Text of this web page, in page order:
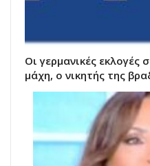
Οι γερμανικές εκλογές
μάχη, ο νικητής της